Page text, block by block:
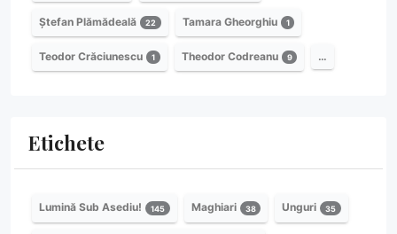
Ștefan Plămădeală 22 Tamara Gheorghiu 1
Teodor Crăciunescu 1 Theodor Codreanu 9 …
Etichete
Lumină Sub Asediu! 145 Maghiari 38 Unguri 35